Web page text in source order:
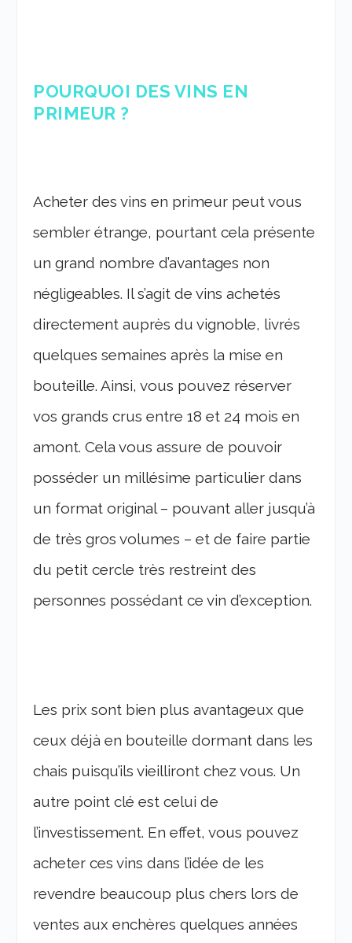
POURQUOI DES VINS EN
PRIMEUR ?
Acheter des vins en primeur peut vous
sembler étrange, pourtant cela présente
un grand nombre d’avantages non
négligeables. Il s’agit de vins achetés
directement auprès du vignoble, livrés
quelques semaines après la mise en
bouteille. Ainsi, vous pouvez réserver
vos grands crus entre 18 et 24 mois en
amont. Cela vous assure de pouvoir
posséder un millésime particulier dans
un format original – pouvant aller jusqu’à
de très gros volumes – et de faire partie
du petit cercle très restreint des
personnes possédant ce vin d’exception.
Les prix sont bien plus avantageux que
ceux déjà en bouteille dormant dans les
chais puisqu’ils vieilliront chez vous. Un
autre point clé est celui de
l’investissement. En effet, vous pouvez
acheter ces vins dans l’idée de les
revendre beaucoup plus chers lors de
ventes aux enchères quelques années